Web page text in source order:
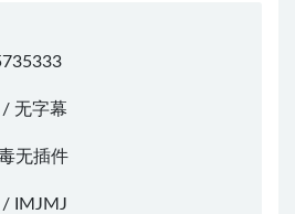
无字幕
无插件
/ IMJMJ